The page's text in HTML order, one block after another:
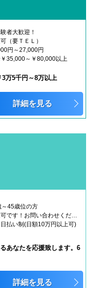
者大歓迎！
（要ＴＥＬ）
円～27,000円
￥35,000～￥80,000以上
万5千円～8万以上
詳細を見る
～45歳位の方
払い制(日額10万円以上可)
あなたを応援致します。6
詳細を見る